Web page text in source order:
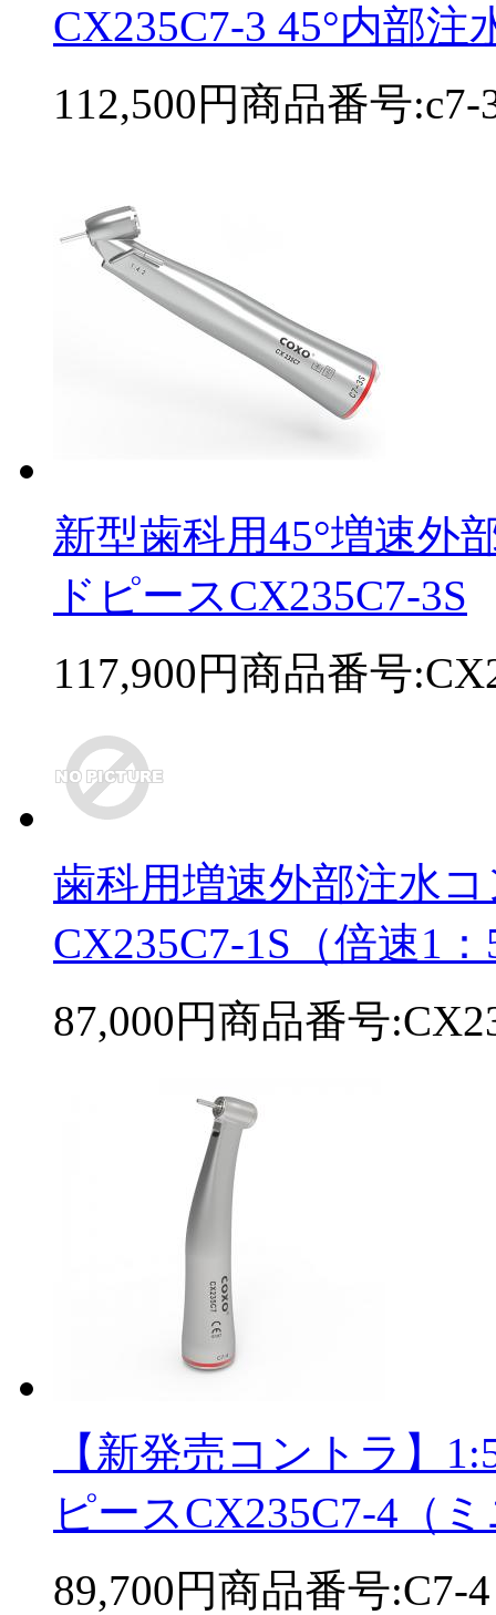
CX235C7-3 45°内部注
112,500円商品番号:c7-
新型歯科用45°増速外
ドピースCX235C7-3S
117,900円商品番号
歯科用増速外部注水
CX235C7-1S（倍速1
87,000円商品番号
【新発売コントラ】
ピースCX235C7-4（
89,700円商品番号:C7-4